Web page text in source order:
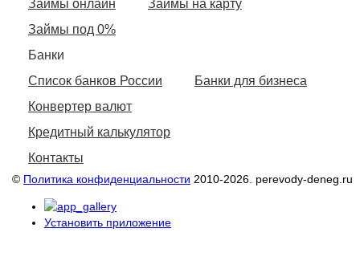
Займы онлайн
Займы на карту
Займы под 0%
Банки
Список банков России
Банки для бизнеса
Конвертер валют
Кредитный калькулятор
Контакты
© Политика конфиденциальности 2010-2026. perevody-deneg.ru
Установить приложение